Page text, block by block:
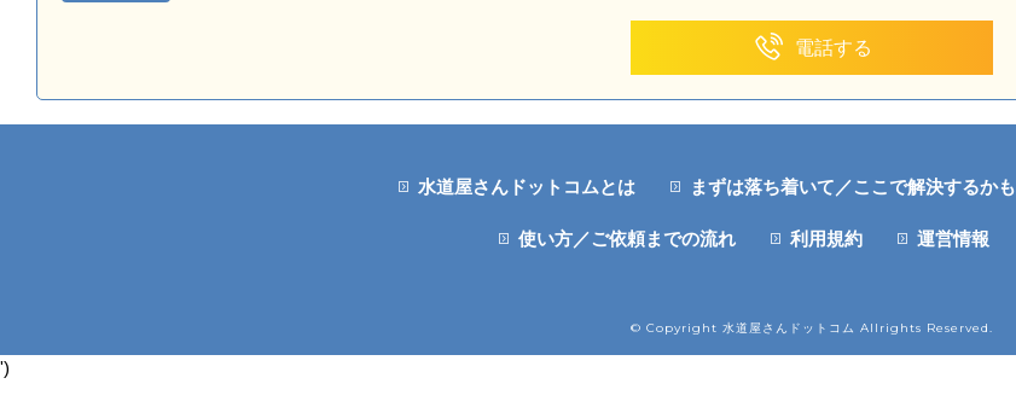
電話する
水道屋さんドットコムとは まずは落ち着いて／ここで解決するかも
使い方／ご依頼までの流れ 利用規約 運営情報
© Copyright 水道屋さんドットコム Allrights Reserved.
')